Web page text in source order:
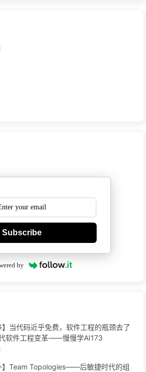
Subscribe
by
】当代码近乎免费，软件工程的瓶颈去了
软件工程变革——慢慢学AI173
】Team Topologies——后敏捷时代的组